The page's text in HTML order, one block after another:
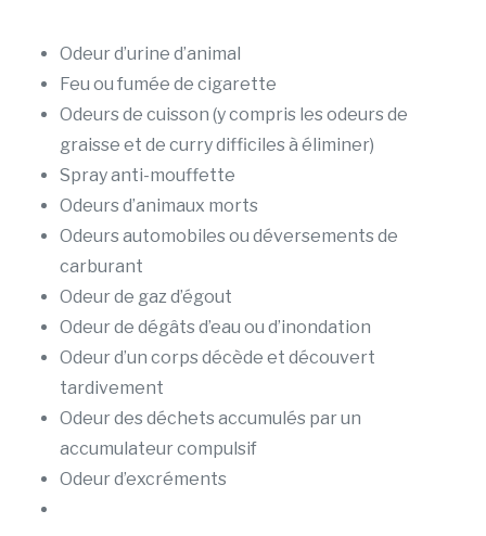
Odeur d’urine d’animal
Feu ou fumée de cigarette
Odeurs de cuisson (y compris les odeurs de
graisse et de curry difficiles à éliminer)
Spray anti-mouffette
Odeurs d’animaux morts
Odeurs automobiles ou déversements de
carburant
Odeur de gaz d’égout
Odeur de dégâts d’eau ou d’inondation
Odeur d’un corps décède et découvert
tardivement
Odeur des déchets accumulés par un
accumulateur compulsif
Odeur d’excréments